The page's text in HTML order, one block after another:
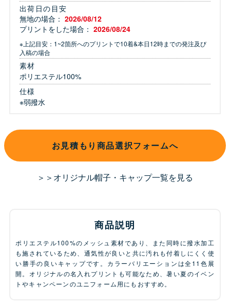
出荷日の目安
無地の場合： 2026/08/12
プリントをした場合： 2026/08/24
※上記目安：1~2箇所へのプリントで10着&本日12時までの発注及び
入稿の場合
素材
ポリエステル100%
仕様
※弱撥水
お見積もり商品選択フォームへ
＞＞オリジナル帽子・キャップ一覧を見る
商品説明
ポリエステル100%のメッシュ素材であり、また同時に撥水加工
も施されているため、通気性が良いと共に汚れも付着しにくく使
い勝手の良いキャップです。カラーバリエーションは全11色展
開。オリジナルの名入れプリントも可能なため、暑い夏のイベン
トやキャンペーンのユニフォーム用にもおすすめ。